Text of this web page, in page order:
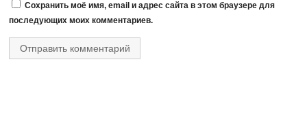
Сохранить моё имя, email и адрес сайта в этом браузере для
последующих моих комментариев.